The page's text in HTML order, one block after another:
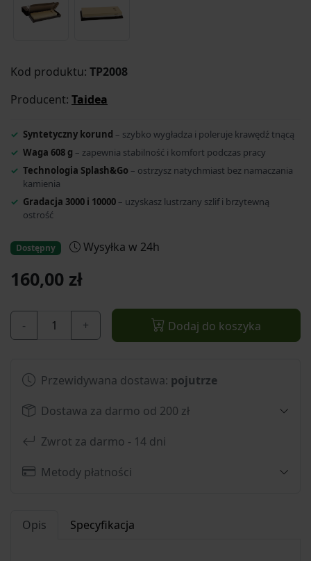
Kod produktu: TP2008
Producent: Taidea
Syntetyczny korund – szybko wygładza i poleruje krawędź tnącą
Waga 608 g – zapewnia stabilność i komfort podczas pracy
Technologia Splash&Go – ostrzysz natychmiast bez namaczania
kamienia
Gradacja 3000 i 10000 – uzyskasz lustrzany szlif i brzytewną
ostrość
Dostępny Wysyłka w 24h
160,00 zł
- + Dodaj do koszyka
Przewidywana dostawa: pojutrze
Dostawa za darmo od 200 zł
Zwrot za darmo - 14 dni
Metody płatności
Opis Specyfikacja